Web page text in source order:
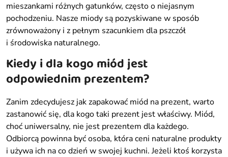
mieszankami różnych gatunków, często o niejasnym
pochodzeniu. Nasze miody są pozyskiwane w sposób
zrównoważony i z pełnym szacunkiem dla pszczół
i środowiska naturalnego.
Kiedy i dla kogo miód jest
odpowiednim prezentem?
Zanim zdecydujesz jak zapakować miód na prezent, warto
zastanowić się, dla kogo taki prezent jest właściwy. Miód,
choć uniwersalny, nie jest prezentem dla każdego.
Odbiorcą powinna być osoba, która ceni naturalne produkty
i używa ich na co dzień w swojej kuchni. Jeżeli ktoś korzysta